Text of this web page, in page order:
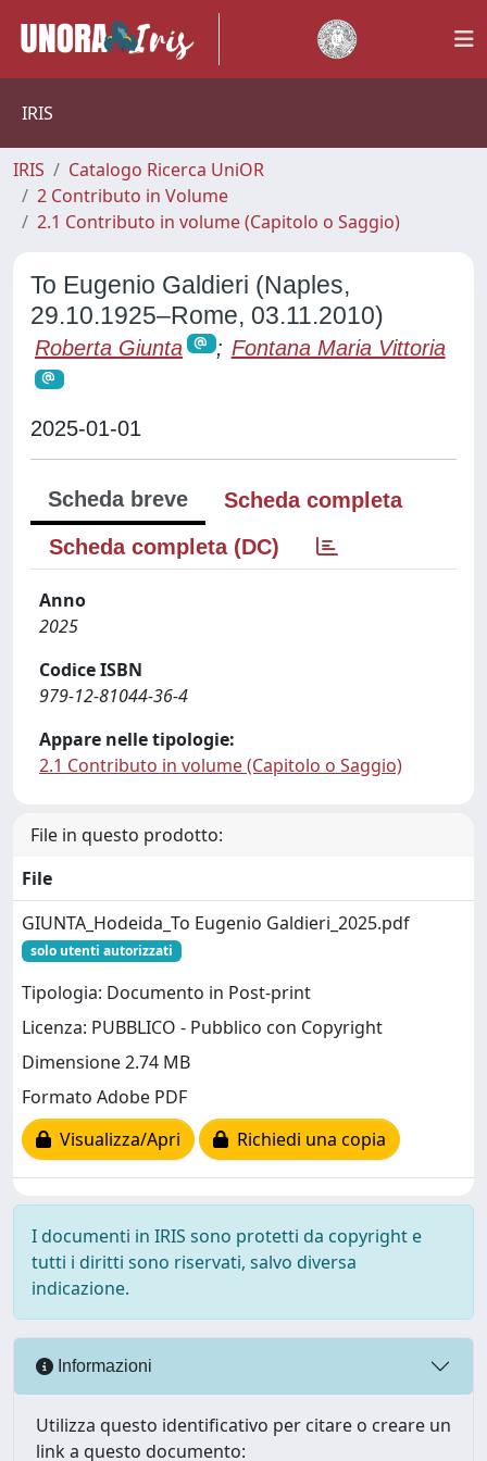
IRIS
IRIS
Catalogo Ricerca UniOR
2 Contributo in Volume
2.1 Contributo in volume (Capitolo o Saggio)
To Eugenio Galdieri (Naples,
29.10.1925‒Rome, 03.11.2010)
Roberta Giunta ; Fontana Maria Vittoria
2025-01-01
Scheda breve
Scheda completa
Scheda completa (DC)
Anno
2025
Codice ISBN
979-12-81044-36-4
Appare nelle tipologie:
2.1 Contributo in volume (Capitolo o Saggio)
File in questo prodotto:
File
GIUNTA_Hodeida_To Eugenio Galdieri_2025.pdf
solo utenti autorizzati
Tipologia: Documento in Post-print
Licenza: PUBBLICO - Pubblico con Copyright
Dimensione 2.74 MB
Formato Adobe PDF
Visualizza/Apri
Richiedi una copia
I documenti in IRIS sono protetti da copyright e
tutti i diritti sono riservati, salvo diversa
indicazione.
Informazioni
Utilizza questo identificativo per citare o creare un
link a questo documento: